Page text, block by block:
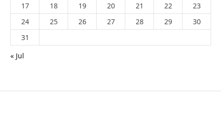
17
18 19 20 21 22
23
24
25 26 27 28 29
30
31
« Jul